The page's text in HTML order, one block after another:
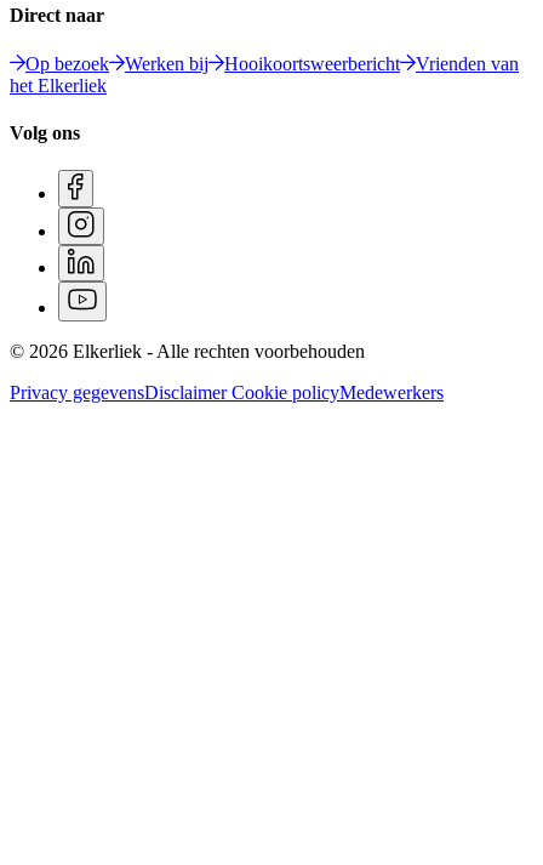
Direct naar
Op bezoek Werken bij Hooikoortsweerbericht
Vrienden van
het Elkerliek
Volg ons
© 2026 Elkerliek - Alle rechten voorbehouden
Privacy gegevensDisclaimerCookie policyMedewerkers